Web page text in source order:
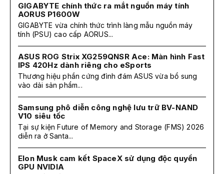
GIGABYTE chính thức ra mắt nguồn máy tính
AORUS P1600W
GIGABYTE vừa chính thức trình làng mẫu nguồn máy
tính (PSU) cao cấp AORUS...
ASUS ROG Strix XG259QNSR Ace: Màn hình Fast
IPS 420Hz dành riêng cho eSports
Thương hiệu phần cứng đình đám ASUS vừa bổ sung
vào dải sản phẩm...
Samsung phô diễn công nghệ lưu trữ BV-NAND
V10 siêu tốc
Tại sự kiện Future of Memory and Storage (FMS) 2026
diễn ra ở Santa...
Elon Musk cam kết SpaceX sử dụng độc quyền
GPU NVIDIA